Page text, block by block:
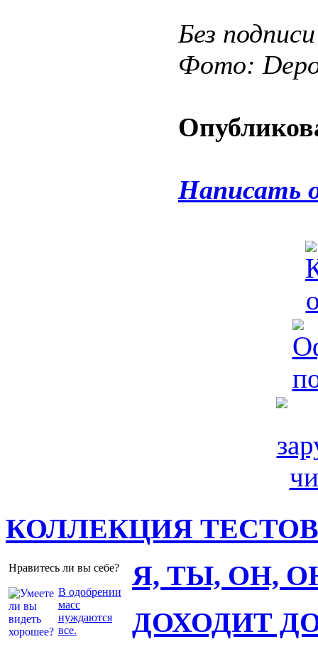
Без подписи
Фото:
Написать
КОЛЛЕКЦИЯ ТЕСТОВ
Нравитесь ли вы себе?
В одобрении
масс
нуждаются
все.
Я, ТЫ, ОН,
ДОХОДИТ